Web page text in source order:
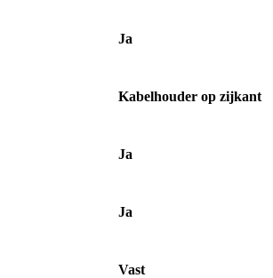
Ja
Kabelhouder op zijkant
Ja
Ja
Vast